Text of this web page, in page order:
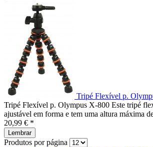
Tripé Flexível p.
Tripé Flexível p. Olympus X-800 Este tripé
ajustável em forma e tem uma altura máxima
20,99 € *
Lembrar
Produtos por página